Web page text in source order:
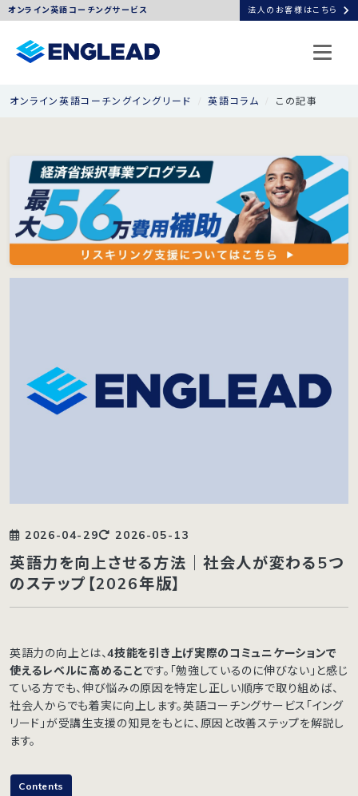
オンライン英語コーチングサービス 法人のお客様はこちら chevron_right
オンライン英語コーチングイングリード 英語コラム この記事
2026-04-29 2026-05-13
英語力を向上させる方法｜社会人が変わる5つ
のステップ【2026年版】
英語力の向上とは、4技能を引き上げ実際のコミュニケーションで
使えるレベルに高めることです。「勉強しているのに伸びない」と感じ
ている方でも、伸び悩みの原因を特定し正しい順序で取り組めば、
社会人からでも着実に向上します。英語コーチングサービス「イング
リード」が受講生支援の知見をもとに、原因と改善ステップを解説し
ます。
Contents